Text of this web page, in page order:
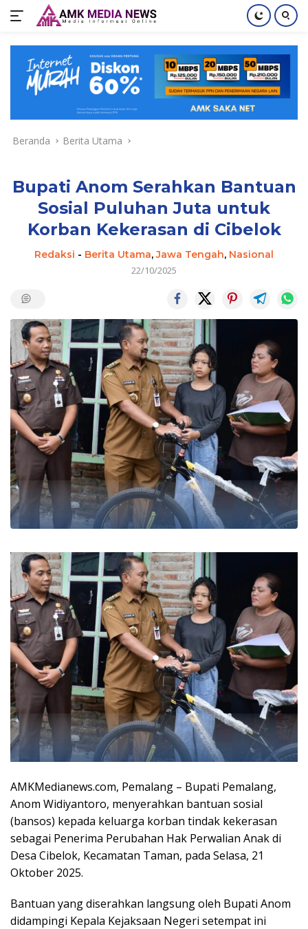
konten
Beranda Berita Utama
Bupati Anom Serahkan Bantuan
Sosial Puluhan Juta untuk
Korban Kekerasan di Cibelok
Redaksi - Berita Utama,Jawa Tengah, Nasional
22/10/2025
AMKMedianews.com, Pemalang – Bupati Pemalang,
Anom Widiyantoro, menyerahkan bantuan sosial
(bansos) kepada keluarga korban tindak kekerasan
sebagai Penerima Perubahan Hak Perwalian Anak di
Desa Cibelok, Kecamatan Taman, pada Selasa, 21
Oktober 2025.
Bantuan yang diserahkan langsung oleh Bupati Anom
didampingi Kepala Kejaksaan Negeri setempat ini